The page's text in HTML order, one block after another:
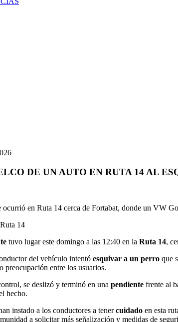
DE UN AUTO EN RUTA 14 AL
ocurrió en Ruta 14 cerca de Fortabat, donde un VW
tuvo lugar este domingo a las 12:40 en la Ruta 14,
del vehículo intentó esquivar a un perro que
preocupación entre los usuarios.
se deslizó y terminó en una pendiente frente al
hecho.
instado a los conductores a tenercuidado en esta
a solicitar más señalización y medidas de